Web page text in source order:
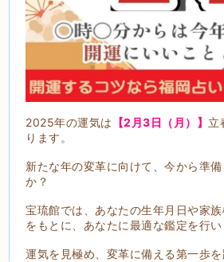
2025年の運気は 【2月3日（月）】 立
ります。
新たな年の変革に向けて、今から準
か？
宝琉館では、あなたの生年月日や家
をもとに、あなたに最適な鑑定を行い
運気を見極め、変革に備える第一歩を